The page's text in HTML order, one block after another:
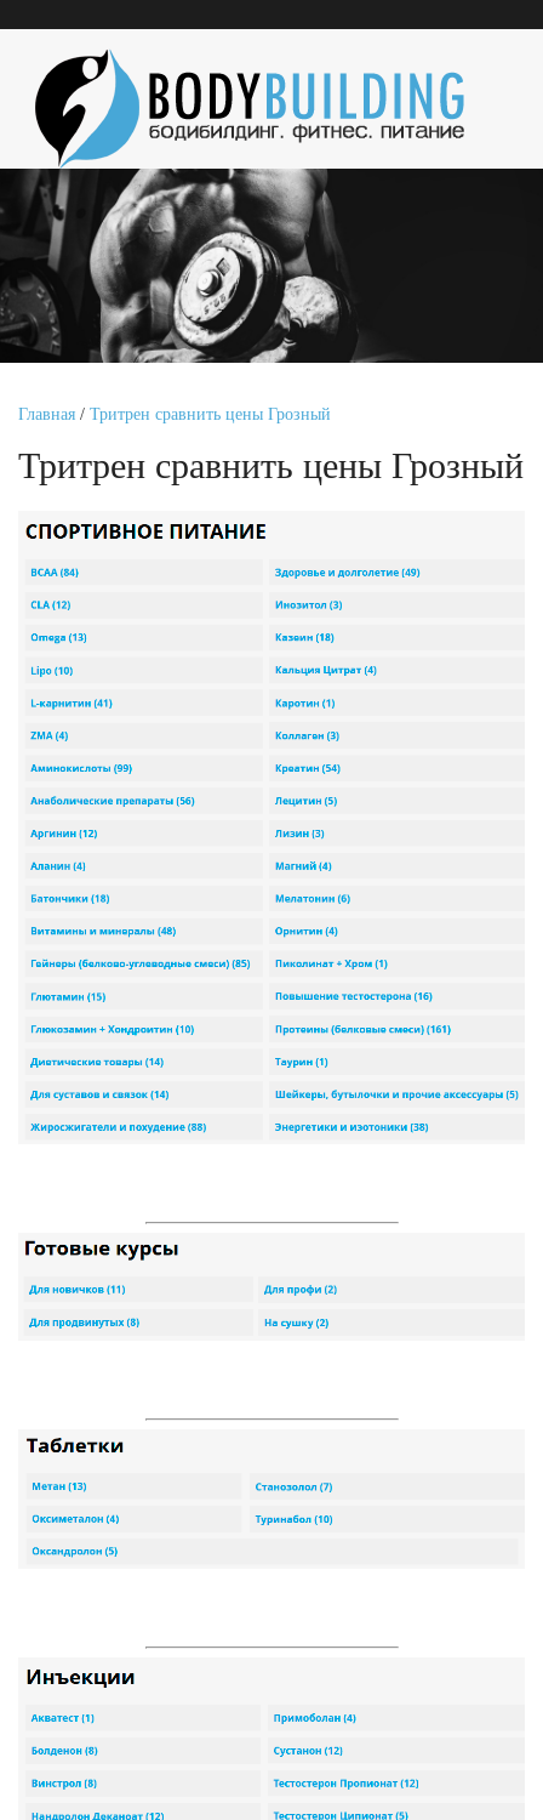
Главная / Тритрен сравнить цены Грозный
Тритрен сравнить цены Грозный